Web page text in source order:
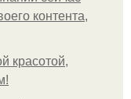
контента,
красотой,